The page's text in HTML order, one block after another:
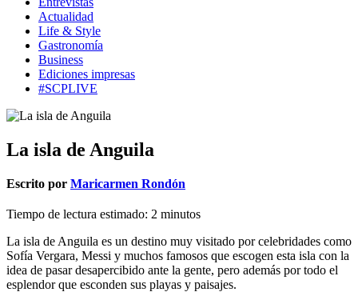
Actualidad
Life & Style
Gastronomía
Business
Ediciones impresas
#SCPLIVE
La isla de Anguila
Escrito por Maricarmen Rondón
Tiempo de lectura estimado: 2 minutos
La isla de Anguila es un destino muy visitado por celebridades como
Sofía Vergara, Messi y muchos famosos que escogen esta isla con la
idea de pasar desapercibido ante la gente, pero además por todo el
esplendor que esconden sus playas y paisajes.